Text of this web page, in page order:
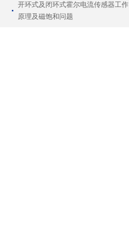
开环式及闭环式霍尔电流传感器工作
原理及磁饱和问题